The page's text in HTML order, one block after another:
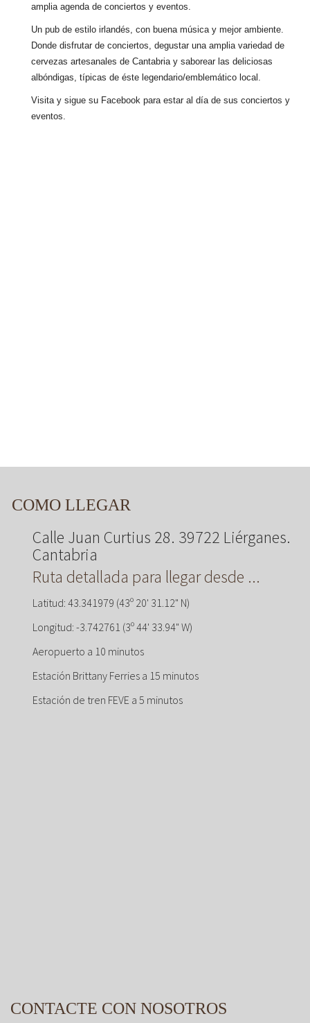
amplia agenda de conciertos y eventos.
Un pub de estilo irlandés, con buena música y mejor ambiente.
Donde disfrutar de conciertos, degustar una amplia variedad de
cervezas artesanales de Cantabria y saborear las deliciosas
albóndigas, típicas de éste legendario/emblemático local.
Visita y sigue su Facebook para estar al día de sus conciertos y
eventos.
COMO LLEGAR
Calle Juan Curtius 28. 39722 Liérganes.
Cantabria
Ruta detallada para llegar desde ...
Latitud: 43.341979 (43º 20' 31.12" N)
Longitud: -3.742761 (3º 44' 33.94" W)
Aeropuerto a 10 minutos
Estación Brittany Ferries a 15 minutos
Estación de tren FEVE a 5 minutos
CONTACTE CON NOSOTROS